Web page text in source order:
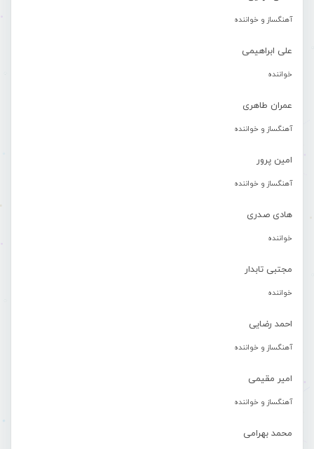
آهنگساز و خواننده
علی ابراهیمی
خواننده
عمران طاهری
آهنگساز و خواننده
امین پرور
آهنگساز و خواننده
هادی صدری
خواننده
مجتبی تابدار
خواننده
احمد رضایی
آهنگساز و خواننده
امیر مقیمی
آهنگساز و خواننده
محمد بهرامی